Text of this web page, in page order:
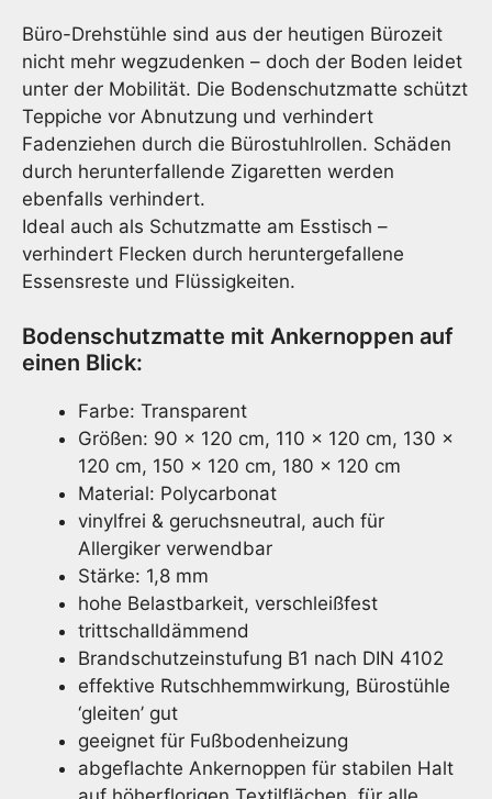
Büro-Drehstühle sind aus der heutigen Bürozeit
nicht mehr wegzudenken – doch der Boden leidet
unter der Mobilität. Die Bodenschutzmatte schützt
Teppiche vor Abnutzung und verhindert
Fadenziehen durch die Bürostuhlrollen. Schäden
durch herunterfallende Zigaretten werden
ebenfalls verhindert.
Ideal auch als Schutzmatte am Esstisch –
verhindert Flecken durch heruntergefallene
Essensreste und Flüssigkeiten.
Bodenschutzmatte mit Ankernoppen auf
einen Blick:
Farbe: Transparent
Größen: 90 x 120 cm, 110 x 120 cm, 130 x
120 cm, 150 x 120 cm, 180 x 120 cm
Material: Polycarbonat
vinylfrei & geruchsneutral, auch für
Allergiker verwendbar
Stärke: 1,8 mm
hohe Belastbarkeit, verschleißfest
trittschalldämmend
Brandschutzeinstufung B1 nach DIN 4102
effektive Rutschhemmwirkung, Bürostühle
‘gleiten’ gut
geeignet für Fußbodenheizung
abgeflachte Ankernoppen für stabilen Halt